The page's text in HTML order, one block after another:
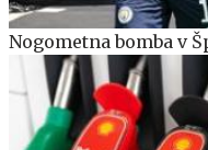
Nogometna bomba v